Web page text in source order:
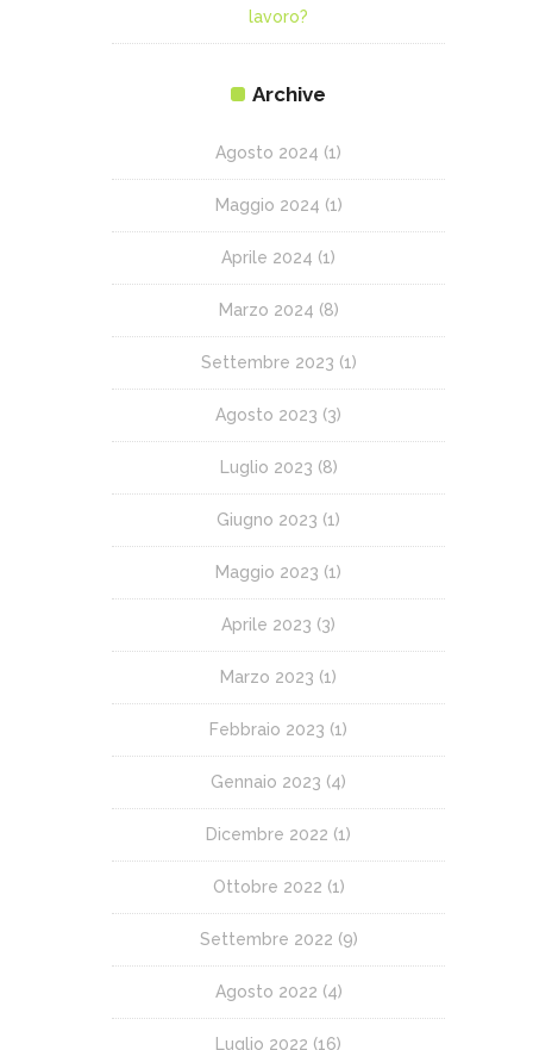
lavoro?
Archive
Agosto 2024 (1)
Maggio 2024 (1)
Aprile 2024 (1)
Marzo 2024 (8)
Settembre 2023 (1)
Agosto 2023 (3)
Luglio 2023 (8)
Giugno 2023 (1)
Maggio 2023 (1)
Aprile 2023 (3)
Marzo 2023 (1)
Febbraio 2023 (1)
Gennaio 2023 (4)
Dicembre 2022 (1)
Ottobre 2022 (1)
Settembre 2022 (9)
Agosto 2022 (4)
Luglio 2022 (16)